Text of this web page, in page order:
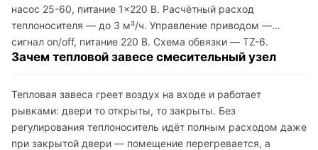
насос 25-60, питание 1×220 В. Расчётный расход
теплоносителя — до 3 м³/ч. Управление приводом —
сигнал on/off, питание 220 В. Схема обвязки — TZ-6.
Зачем тепловой завесе смесительный узел
Тепловая завеса греет воздух на входе и работает
рывками: двери то открыты, то закрыты. Без
регулирования теплоноситель идёт полным расходом даже
при закрытой двери — помещение перегревается, а